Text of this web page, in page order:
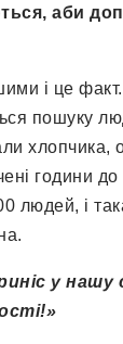
аби
і це
пошуку
хлопчика,
години до
людей, і
у нашу